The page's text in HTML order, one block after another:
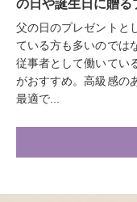
の日や誕生日に贈る
父の日のプレゼントと
ている方も多いのでは
従事者として働いてい
がおすすめ。高級感の
最適で...